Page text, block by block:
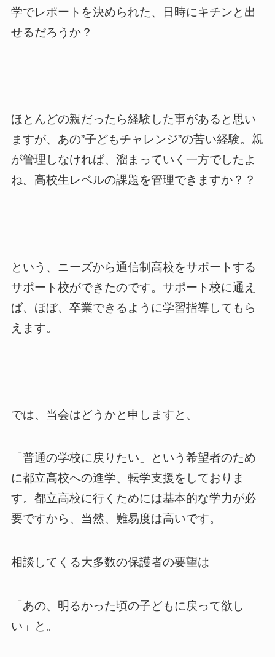
学でレポートを決められた、日時にキチンと出
せるだろうか？
ほとんどの親だったら経験した事があると思い
ますが、あの”子どもチャレンジ”の苦い経験。親
が管理しなければ、溜まっていく一方でしたよ
ね。高校生レベルの課題を管理できますか？？
という、ニーズから通信制高校をサポートする
サポート校ができたのです。サポート校に通え
ば、ほぼ、卒業できるように学習指導してもら
えます。
では、当会はどうかと申しますと、
「普通の学校に戻りたい」という希望者のため
に都立高校への進学、転学支援をしておりま
す。都立高校に行くためには基本的な学力が必
要ですから、当然、難易度は高いです。
相談してくる大多数の保護者の要望は
「あの、明るかった頃の子どもに戻って欲し
い」と。